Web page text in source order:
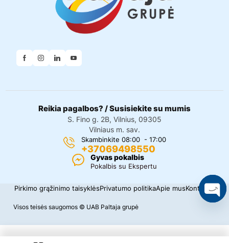
Reikia pagalbos? / Susisiekite su mumis
S. Fino g. 2B, Vilnius, 09305
Vilniaus m. sav.
Skambinkite 08:00 - 17:00
+37069498550
Gyvas pokalbis
Pokalbis su Ekspertu
Visos teisės saugomos © UAB Paltaja grupė
Pirkimo grąžinimo taisyklėsPrivatumo politikaApie musKontaktai
e
n